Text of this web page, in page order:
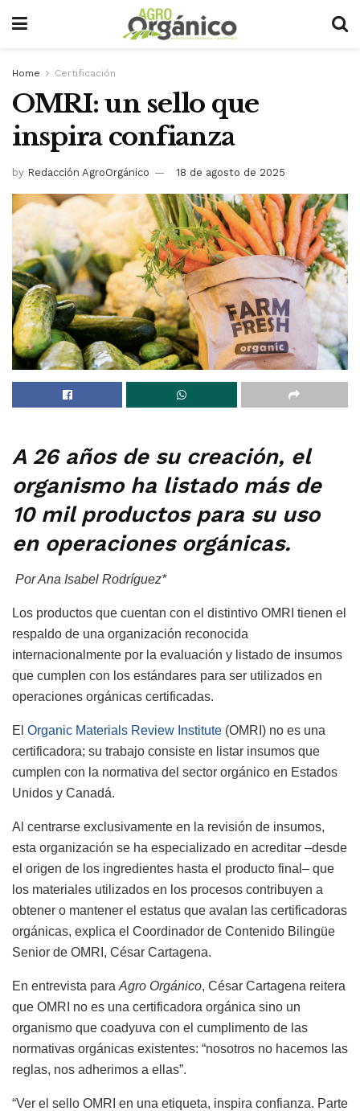
Home Certificación
OMRI: un sello que
inspira confianza
by Redacción AgroOrgánico 18 de agosto de 2025
A 26 años de su creación, el
organismo ha listado más de
10 mil productos para su uso
en operaciones orgánicas.
Por Ana Isabel Rodríguez*
Los productos que cuentan con el distintivo OMRI tienen el
respaldo de una organización reconocida
internacionalmente por la evaluación y listado de insumos
que cumplen con los estándares para ser utilizados en
operaciones orgánicas certificadas.
El Organic Materials Review Institute (OMRI) no es una
certificadora; su trabajo consiste en listar insumos que
cumplen con la normativa del sector orgánico en Estados
Unidos y Canadá.
Al centrarse exclusivamente en la revisión de insumos,
esta organización se ha especializado en acreditar –desde
el origen de los ingredientes hasta el producto final– que
los materiales utilizados en los procesos contribuyen a
obtener o mantener el estatus que avalan las certificadoras
orgánicas, explica el Coordinador de Contenido Bilingüe
Senior de OMRI, César Cartagena.
En entrevista para Agro Orgánico, César Cartagena reitera
que OMRI no es una certificadora orgánica sino un
organismo que coadyuva con el cumplimento de las
normativas orgánicas existentes: “nosotros no hacemos las
reglas, nos adherimos a ellas”.
“Ver el sello OMRI en una etiqueta, inspira confianza. Parte